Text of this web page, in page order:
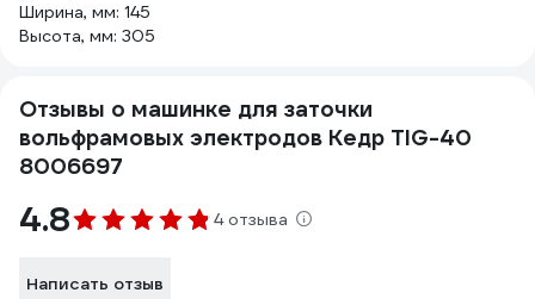
Ширина, мм: 145
Высота, мм: 305
Отзывы о машинке для заточки
вольфрамовых электродов Кедр TIG-40
8006697
4.8 4 отзыва
Написать отзыв